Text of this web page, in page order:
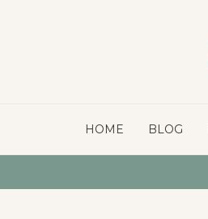
HOME BLOG